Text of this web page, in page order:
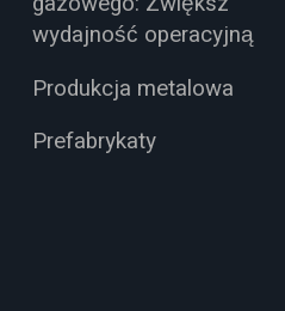
wydajność operacyjną
Produkcja metalowa
Prefabrykaty